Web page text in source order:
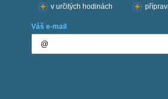
v určitých hodinách
Váš e-mail